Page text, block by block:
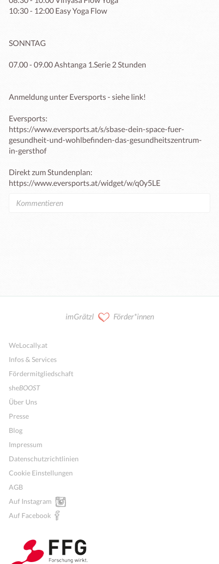
10:30 - 12:00 Easy Yoga Flow
SONNTAG
07.00 - 09.00 Ashtanga 1.Serie 2 Stunden
Anmeldung unter Eversports - siehe link!
Eversports:
https://www.eversports.at/s/sbase-dein-space-fuer-
gesundheit-und-wohlbefinden-das-gesundheitszentrum-
in-gersthof
Direkt zum Stundenplan:
https://www.eversports.at/widget/w/q0y5LE
imGrätzl Förder*innen
WeLocally.at
Infos & Services
Fördermitgliedschaft
sheBOOST
Über Uns
Presse
Blog
Impressum
Datenschutzrichtlinien
Cookie Einstellungen
AGB
Auf Instagram
Auf Facebook